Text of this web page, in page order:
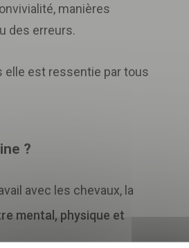
manières
des erreurs.
elle est ressentie par tous
?
avec les chevaux, la
mental, physique et
et lesbonnes
votre fichier